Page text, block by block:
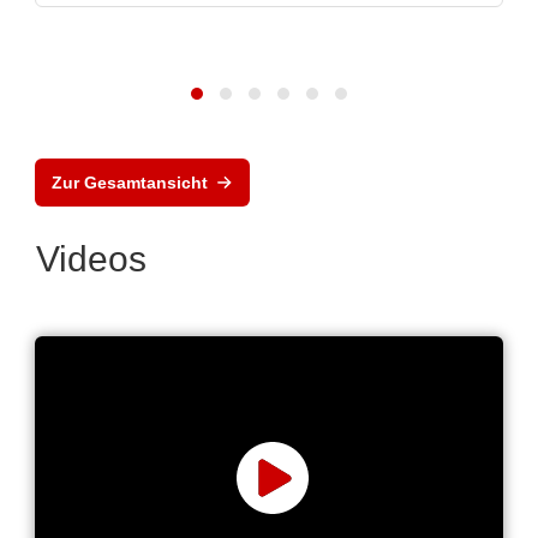
Zur Gesamtansicht
Videos